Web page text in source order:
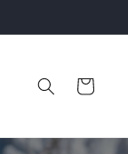
Carrito